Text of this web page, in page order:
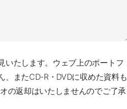
いたします。ウェブ上のポートフ
、またCD-R・DVDに収めた資料も
の返却はいたしませんのでご了承